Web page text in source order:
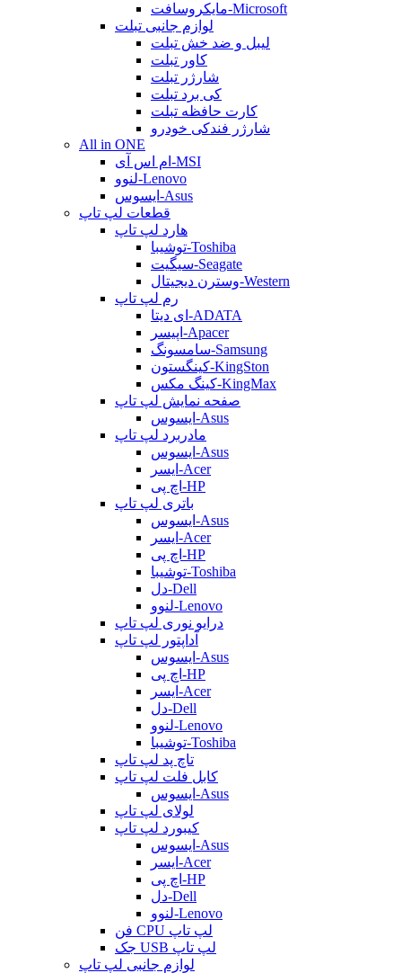
مایکروسافت-Microsoft
لوازم جانبی تبلت
لیبل و ضد خش تبلت
کاور تبلت
شارژر تبلت
کی برد تبلت
کارت حافظه تبلت
شارژر فندکی خودرو
All in ONE
ام اس آی-MSI
لنوو-Lenovo
ایسوس-Asus
قطعات لپ تاپ
هارد لپ تاپ
توشیبا-Toshiba
سیگیت-Seagate
وسترن دیجیتال-Western
رم لپ تاپ
ای دیتا-ADATA
اپیسر-Apacer
سامسونگ-Samsung
کینگستون-KingSton
کینگ مکس-KingMax
صفحه نمایش لپ تاپ
ایسوس-Asus
مادربرد لپ تاپ
ایسوس-Asus
ایسر-Acer
اچ پی-HP
باتری لپ تاپ
ایسوس-Asus
ایسر-Acer
اچ پی-HP
توشیبا-Toshiba
دل-Dell
لنوو-Lenovo
درایو نوری لپ تاپ
آداپتور لپ تاپ
ایسوس-Asus
اچ پی-HP
ایسر-Acer
دل-Dell
لنوو-Lenovo
توشیبا-Toshiba
تاچ پد لپ تاپ
کابل فلت لپ تاپ
ایسوس-Asus
لولای لپ تاپ
کیبورد لپ تاپ
ایسوس-Asus
ایسر-Acer
اچ پی-HP
دل-Dell
لنوو-Lenovo
فن CPU لپ تاپ
جک USB لپ تاپ
لوازم جانبی لپ تاپ